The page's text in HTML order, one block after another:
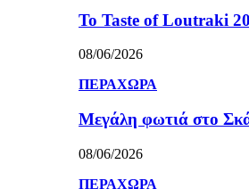
Το Taste of Loutraki
08/06/2026
ΠΕΡΑΧΩΡΑ
Μεγάλη φωτιά στο
08/06/2026
ΠΕΡΑΧΩΡΑ